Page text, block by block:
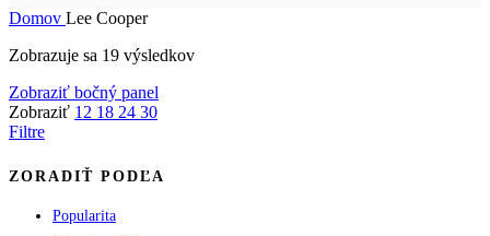
Domov Lee Cooper
Zobrazuje sa 19 výsledkovZoradené
Zobraziť bočný panel
Zobraziť 12 18 24 30
Filtre
ZORADIŤ PODĽA
Popularita